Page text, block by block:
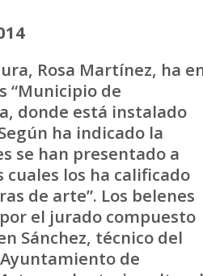
Rosa Martínez, ha
“Municipio de
donde está instalado
ha indicado la
se han presentado a
los ha calificado
de arte”. Los belenes
el jurado compuesto
Sánchez, técnico del
de